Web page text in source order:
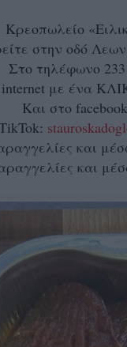
Κρεοπωλείο
στην οδό
Στο τηλέφωνο
με ένα
Και στο facebook
και
και